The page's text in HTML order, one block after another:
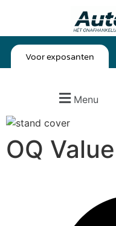
Voor exposanten
Menu
OQ Value